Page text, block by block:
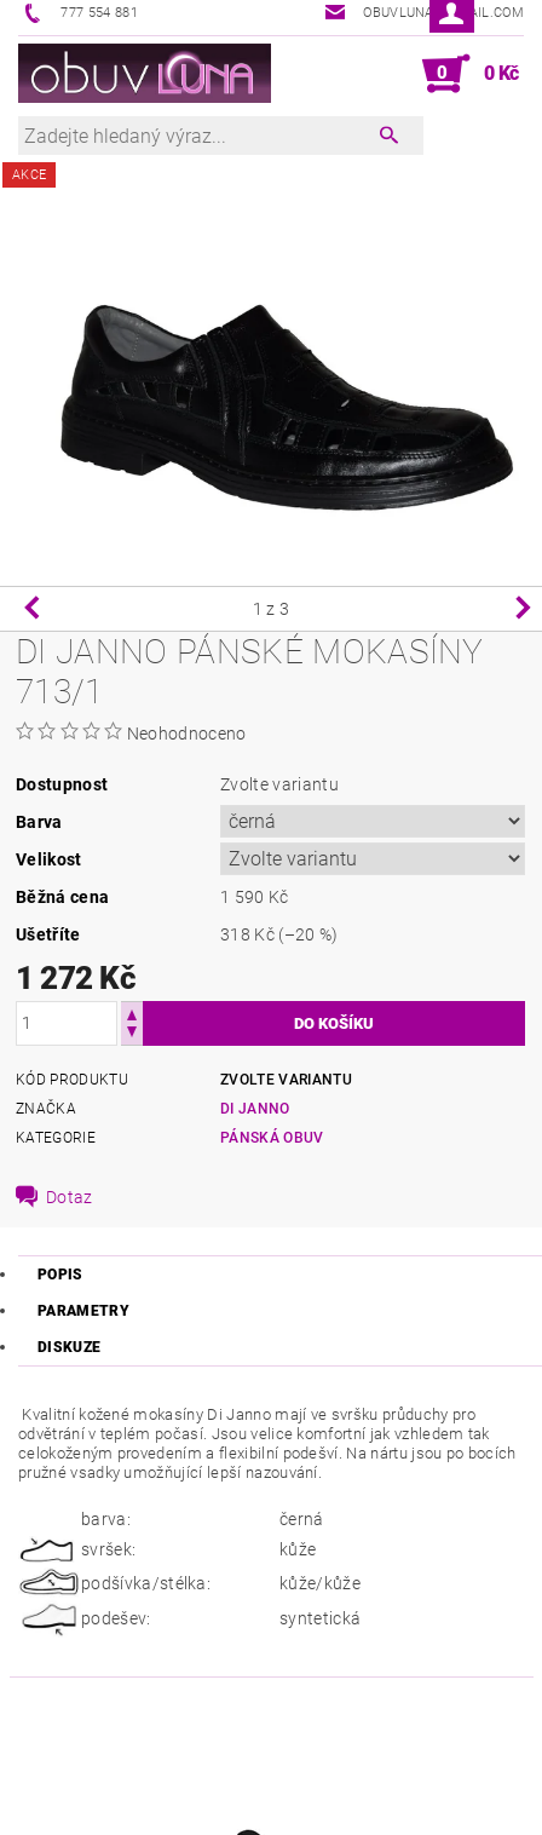
777 554 881 OBUVLUNA@GMAIL.COM
0 0 Kč
AKCE
1 z 3
DI JANNO PÁNSKÉ MOKASÍNY
713/1
Neohodnoceno
Dostupnost
Zvolte variantu
Barva
Velikost
Běžná cena
1 590 Kč
Ušetříte
318 Kč (–20 %)
1 272 Kč
KÓD PRODUKTU
ZVOLTE VARIANTU
ZNAČKA
DI JANNO
KATEGORIE
PÁNSKÁ OBUV
Dotaz
POPIS
PARAMETRY
DISKUZE
Kvalitní kožené mokasíny Di Janno mají ve svršku průduchy pro
odvětrání v teplém počasí. Jsou velice komfortní jak vzhledem tak
celokoženým provedením a flexibilní podešví. Na nártu jsou po bocích
pružné vsadky umožňující lepší nazouvání.
barva:
černá
svršek:
kůže
podšívka/stélka:
kůže/kůže
podešev:
syntetická